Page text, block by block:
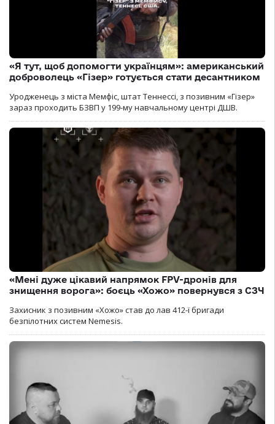
«Я тут, щоб допомогти українцям»: американський
доброволець «Гізер» готується стати десантником
Уродженець з міста Мемфіс, штат Теннессі, з позивним «Гізер»
зараз проходить БЗВП у 199-му навчальному центрі ДШВ.
«Мені дуже цікавий напрямок FPV-дронів для
знищення ворога»: боєць «Хожо» повернувся з СЗЧ
Захисник з позивним «Хожо» став до лав 412-ї бригади
безпілотних систем Nemesis.